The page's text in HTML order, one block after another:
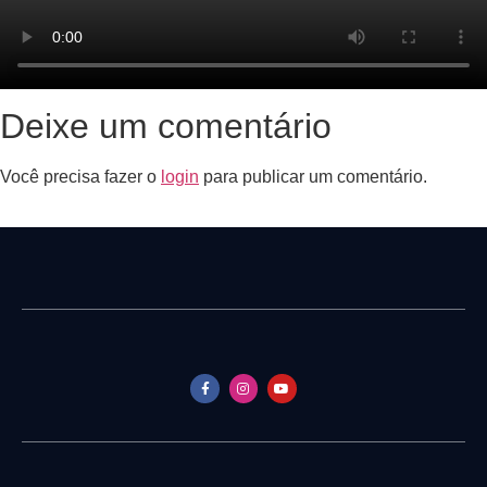
Deixe um comentário
Você precisa fazer o login para publicar um comentário.